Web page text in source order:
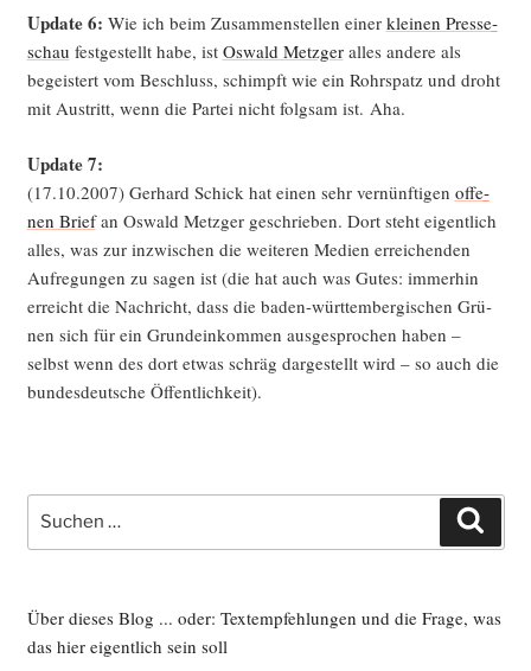
Update 6: Wie ich beim Zusam­men­stel­len einer klei­nen Pres­se­
schau fest­ge­stellt habe, ist Oswald Metz­geralles ande­re als
begeis­tert vom Beschluss, schimpft wie ein Rohr­spatz und droht
mit Aus­tritt, wenn die Par­tei nicht folg­sam ist. Aha.
Update 7:
(17.10.2007) Ger­hard Schick hat einen sehr ver­nünf­ti­gen offe­
nen Briefan Oswald Metz­ger geschrie­ben. Dort steht eigent­lich
alles, was zur inzwi­schen die wei­te­ren Medi­en errei­chen­den
Auf­re­gun­gen zu sagen ist (die hat auch was Gutes: immer­hin
erreicht die Nach­richt, dass die baden-würt­tem­ber­gi­schen Grü­
nen sich für ein Grund­ein­kom­men aus­ge­spro­chen haben –
selbst wenn des dort etwas schräg dar­ge­stellt wird – so auch die
bun­des­deut­sche Öffentlichkeit).
Suche
nach:
Über dieses Blog ... oder: Textempfehlungen und die Frage, was
das hier eigentlich sein soll